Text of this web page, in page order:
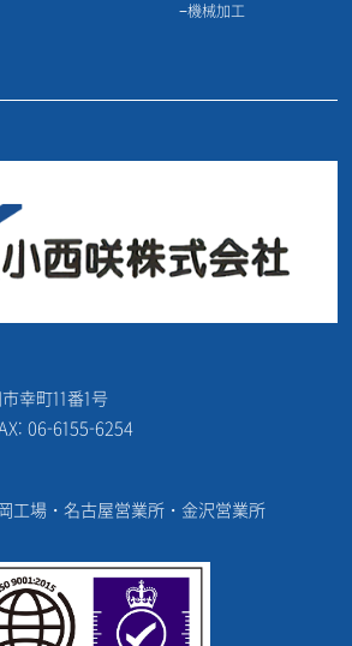
機械加工
幸町11番1号
06-6155-6254
工場・名古屋営業所・金沢営業所